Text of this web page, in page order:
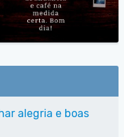
alegria e boas